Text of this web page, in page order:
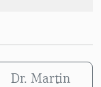
Dr. Martin